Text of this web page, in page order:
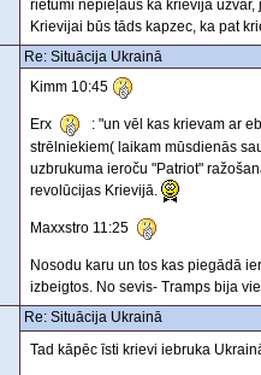
rietumi nepieļaus ka krievija
Krievijai būs tāds kapzec, ka pat
Re: Situācija Ukrainā
Kimm 10:45
Erx
: "un vēl kas krievam ar
strēlniekiem( laikam mūsdienās
uzbrukuma ieroču "Patriot"
revolūcijas Krievijā.
Maxxstro 11:25
Nosodu karu un tos kas piegādā
izbeigtos. No sevis- Tramps bija
Re: Situācija Ukrainā
Tad kāpēc īsti krievi iebruka